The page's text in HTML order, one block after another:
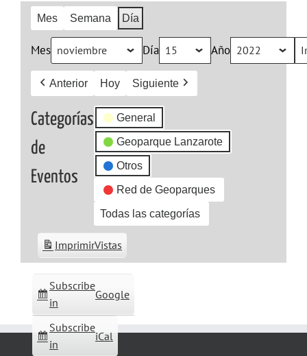
Mes Semana Día
Mes Día Año
Anterior Hoy Siguiente
Categorías
de
Eventos
General
Geoparque Lanzarote
Otros
Red de Geoparques
Todas las categorías
Subscribe
in
Google
Subscribe
in
iCal
ImprimirVistas